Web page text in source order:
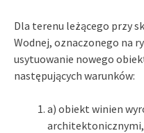
Dla terenu leżącego przy
Wodnej, oznaczonego na
usytuowanie nowego
następujących warunków:
a) obiekt winien